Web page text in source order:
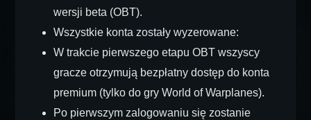
wersji beta (OBT).
Wszystkie konta zostały wyzerowane:
W trakcie pierwszego etapu OBT wszyscy
gracze otrzymują bezpłatny dostęp do konta
premium (tylko do gry World of Warplanes).
Po pierwszym zalogowaniu się zostanie